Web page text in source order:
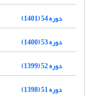
دوره 54 (1401)
دوره 53 (1400)
دوره 52 (1399)
دوره 51 (1398)